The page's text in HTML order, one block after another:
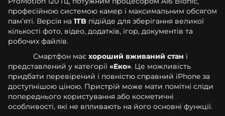
професійною системою камер і максимальним обсягом
пам’яті. Версія на 1TB підійде для зберігання великої
кількості фото, відео, додатків, ігор, документів та
робочих файлів.
Смартфон має хороший вживаний стан і
представлений у категорії «Еко». Це можливість
придбати перевірений і повністю справний iPhone за
доступнішою ціною. Пристрій може мати помітні сліди
попереднього користування або косметичні
особливості, які не впливають на його основні функції.